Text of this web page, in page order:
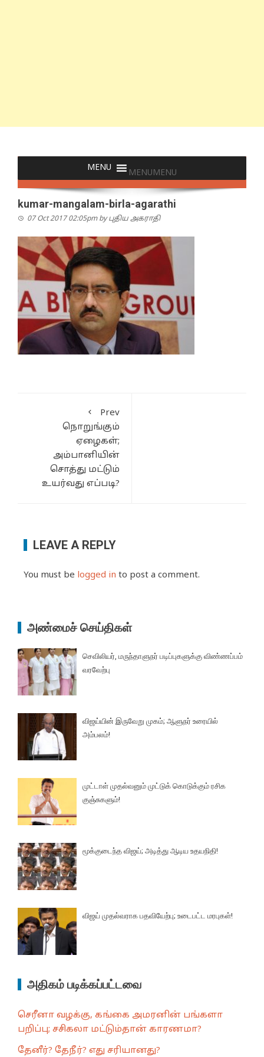
MENUMENU
kumar-mangalam-birla-agarathi
07 Oct 2017 02:05pm byபுதிய அகராதி
Prev
நொறுங்கும்
ஏழைகள்;
அம்பானியின்
சொத்து மட்டும்
உயர்வது எப்படி?
LEAVE A REPLY
You must be logged in to post a comment.
அண்மைச் செய்திகள்
செவிலியர், மருந்தாளுநர் படிப்புகளுக்கு விண்ணப்பம்
வரவேற்பு
விஜய்யின் இருவேறு முகம்; ஆளுநர் உரையில்
அம்பலம்!
முட்டாள் முதல்வனும் முட்டுக் கொடுக்கும் ரசிக
குஞ்சுகளும்!
மூக்குடைந்த விஜய்; அடித்து ஆடிய உதயநிதி!
விஜய் முதல்வராக பதவியேற்பு; உடைபட்ட மரபுகள்!
அதிகம் படிக்கப்பட்டவை
செரீனா வழக்கு, கங்கை அமரனின் பங்களா
பறிப்பு; சசிகலா மட்டும்தான் காரணமா?
தேனீர்? தேநீர்? எது சரியானது?